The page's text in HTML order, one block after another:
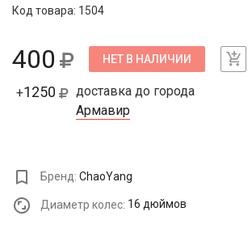
Код товара: 1504
400 НЕТ В НАЛИЧИИ
+1250
доставка до города
Армавир
Бренд: ChaoYang
Диаметр колес: 16 дюймов